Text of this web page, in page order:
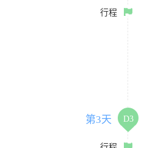
行程
第3天 D3